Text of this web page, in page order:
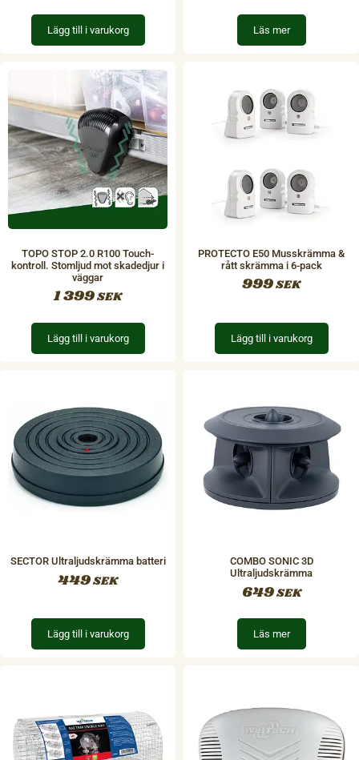
Lägg till i varukorg Läs mer
TOPO STOP 2.0 R100 Touch-
kontroll. Stomljud mot skadedjur i
väggar
1 399SEK
Lägg till i varukorg
PROTECTO E50 Musskrämma &
rått skrämma i 6-pack
999SEK
Lägg till i varukorg
SECTOR Ultraljudskrämma batteri
449SEK
Lägg till i varukorg
COMBO SONIC 3D
Ultraljudskrämma
649SEK
Läs mer